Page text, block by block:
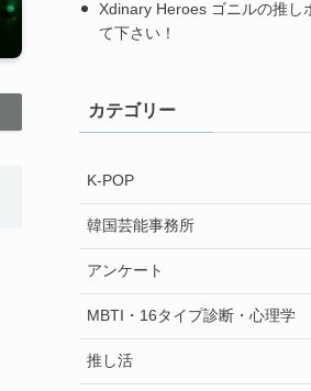
Xdinary Heroes ゴニルの推し
て下さい！
カテゴリー
K-POP
韓国芸能事務所
アンケート
MBTI・16タイプ診断・心理学
推し活